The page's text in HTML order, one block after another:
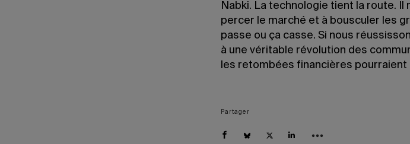
Nabki. La technologie tient la route.
percer le marché et à bousculer les
passe ou ça casse. Si nous
à une véritable révolution des
les retombées financières
Partager